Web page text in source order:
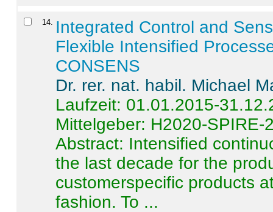
14
Integrated Control and
Flexible Intensified
CONSENS
Dr. rer. nat. habil. Michael
Laufzeit: 01.01.2015-
Mittelgeber: H2020-SPIRE-
Abstract: Intensified
the last decade for the
customerspecific products
fashion. To ...